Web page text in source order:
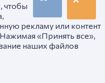
чтобы
рекламу или контент
«Принять все»,
наших файлов